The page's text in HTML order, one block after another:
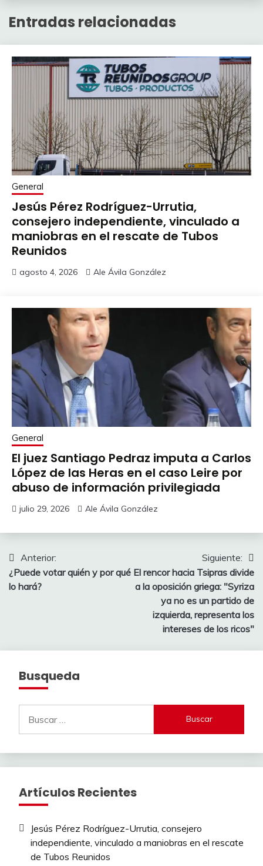
Entradas relacionadas
General
Jesús Pérez Rodríguez-Urrutia,
consejero independiente, vinculado a
maniobras en el rescate de Tubos
Reunidos
agosto 4, 2026 Ale Ávila González
General
El juez Santiago Pedraz imputa a Carlos
López de las Heras en el caso Leire por
abuso de información privilegiada
julio 29, 2026 Ale Ávila González
Navegación
de
Anterior:
¿Puede votar quién y por qué
lo hará?
Siguiente:
El rencor hacia Tsipras divide
a la oposición griega: "Syriza
ya no es un partido de
izquierda, representa los
intereses de los ricos"
Busqueda
Artículos Recientes
Jesús Pérez Rodríguez-Urrutia, consejero
independiente, vinculado a maniobras en el rescate
de Tubos Reunidos